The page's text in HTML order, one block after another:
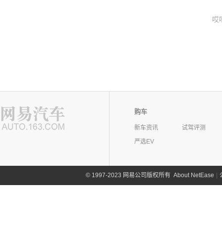
哎
购车
新车资讯
试驾评测
严选EV
©1997-2023 网易公司版权所有 About NetEase